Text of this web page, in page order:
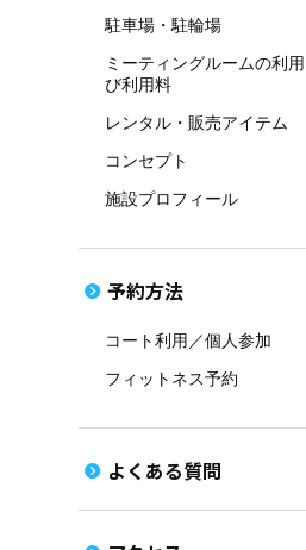
駐車場・駐輪場
ミーティングルームの利用
び利用料
レンタル・販売アイテム
コンセプト
施設プロフィール
予約方法
コート利用／個人参加
フィットネス予約
よくある質問